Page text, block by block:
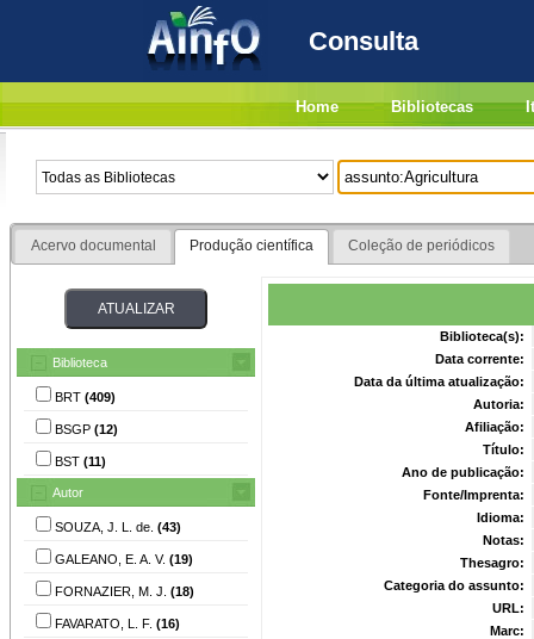
Consulta
Home Bibliotecas
Acervo documental Produção científica Coleção de periódicos
Biblioteca
BRT (409)
BSGP (12)
BST (11)
Autor
SOUZA, J. L. de. (43)
GALEANO, E. A. V. (19)
FORNAZIER, M. J. (18)
FAVARATO, L. F. (16)
Biblioteca(s):
Data corrente:
Data da última atualização:
Autoria:
Afiliação:
Título:
Ano de publicação:
Fonte/Imprenta:
Idioma:
Notas:
Thesagro:
Categoria do assunto:
URL:
Marc: